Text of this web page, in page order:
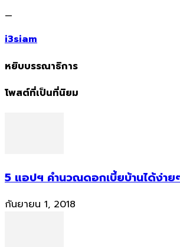
—
i3siam
หยิบบรรณาธิการ
โพสต์ที่เป็นที่นิยม
5 แอปฯ คำนวณดอกเบี้ยบ้านได้ง่า
กันยายน 1, 2018